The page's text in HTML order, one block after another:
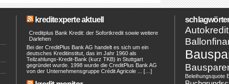
kreditexperte aktuell
Creditplus Bank Kredit: der Sofortkredit sowie weitere
Darlehen
Bei der CreditPlus Bank AG handelt es sich um ein
deutsches Kreditinstitut, das im Jahr 1960 als
Teilzahlungs-Kredit-Bank (kurz TKB) in Stuttgart
gegründet wurde. 1998 wurde die CreditPlus Bank AG
von der Unternehmensgruppe Crédit Agricole ... […]
Autokredit
Beleihungsquote